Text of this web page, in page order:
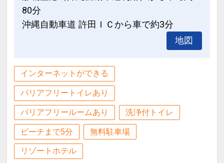
インターネットコース番号：DP-2-
200000045429
※旅行代金に含まれます。
■「展望浴場 シーサイドサウナ」ご利用
可能■
●展望風呂ご利用可能♪
80分
沖縄自動車道 許田ＩＣから車で約3分
地図
インターネットができる
バリアフリートイレあり
バリアフリールームあり 洗浄付トイレ
ビーチまで5分 無料駐車場
リゾートホテル